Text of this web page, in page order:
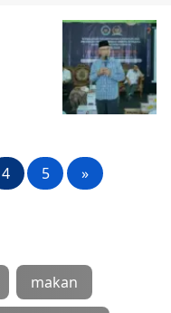
4 5 »
makan